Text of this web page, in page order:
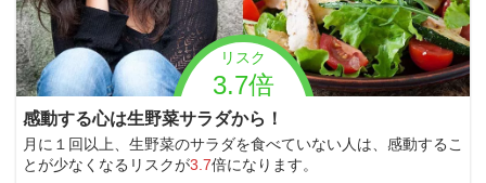
リスク
3.7倍
感動する心は生野菜サラダから！
月に１回以上、生野菜のサラダを食べていない人は、感動するこ
とが少なくなるリスクが3.7倍になります。